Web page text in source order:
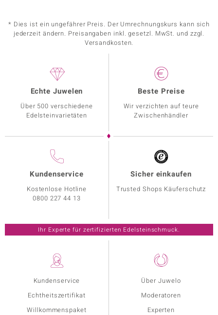
* Dies ist ein ungefährer Preis. Der Umrechnungskurs kann sich
jederzeit ändern. Preisangaben inkl. gesetzl. MwSt. und zzgl.
Versandkosten.
Kundenservice
Echtheitszertifikat
Willkommenspaket
Über Juwelo
Moderatoren
Experten
Echte Juwelen
Über 500 verschiedene
Edelsteinvarietäten
Beste Preise
Wir verzichten auf teure
Zwischenhändler
Kundenservice
Kostenlose Hotline
0800 227 44 13
Sicher einkaufen
Trusted Shops Käuferschutz
Ihr Experte für zertifizierten Edelsteinschmuck.